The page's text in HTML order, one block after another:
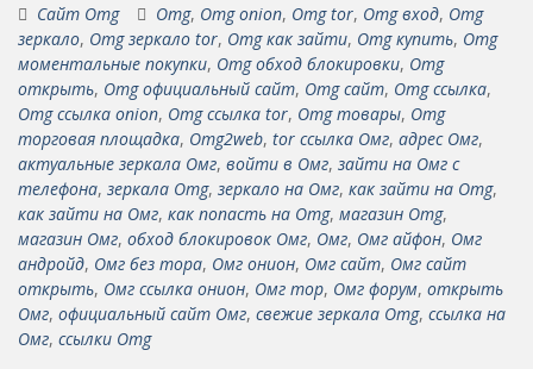
Сайт Omg Omg, Omg onion, Omg tor, Omg вход, Omg
зеркало, Omg зеркало tor, Omg как зайти, Omg купить, Omg
моментальные покупки, Omg обход блокировки, Omg
открыть, Omg официальный сайт, Omg сайт, Omg ссылка,
Omg ссылка onion, Omg ссылка tor, Omg товары, Omg
торговая площадка, Omg2web, tor ссылка Омг, адрес Омг,
актуальные зеркала Омг, войти в Омг, зайти на Омг с
телефона, зеркала Omg, зеркало на Омг, как зайти на Omg,
как зайти на Омг, как попасть на Omg, магазин Omg,
магазин Омг, обход блокировок Омг, Омг, Омг айфон, Омг
андройд, Омг без тора, Омг онион, Омг сайт, Омг сайт
открыть, Омг ссылка онион, Омг тор, Омг форум, открыть
Омг, официальный сайт Омг, свежие зеркала Omg, ссылка на
Омг, ссылки Omg